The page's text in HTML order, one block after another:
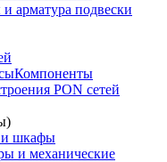
арматура подвески
Компоненты
PON сетей
шкафы
и механические